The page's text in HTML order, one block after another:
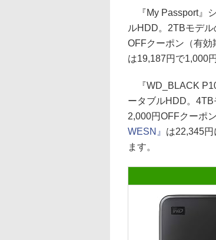
『My Passport』
ルHDD。2TBモデル
OFFクーポン（有
は19,187円で1,000
『WD_BLACK
ータブルHDD。4TB
2,000円OFFクーポ
WESN』 は22,345
ます。